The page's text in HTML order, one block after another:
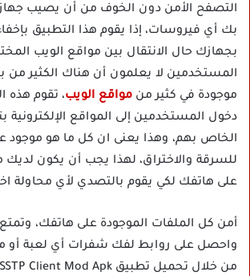
التصفح الأمن دون الخوف من أن يصيب
بجهازك حال الانتقال بين مواقع الويب
المستخدمين لا يعلمون أن هناك الكثير
موجودة في كثير من مواقع الويب، تقوم هذه
الخاص بهم، وهذا يعنى ان كل ما هو موجود
للسرقة والاختراق، لهذا يجب أن يكون لديك
على هاتفك لكي يقوم بالتصدي لأي محاولة
أمن كل الملفات الموجودة على هاتفك،
واحصل على روابط لفك شفرات أي لعبة أو